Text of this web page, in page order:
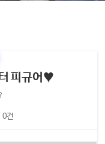
피규어♥
0건